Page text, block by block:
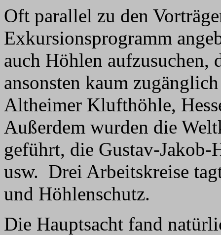
Oft parallel zu den
Exkursionsprogramm
auch Höhlen aufzusuchen,
ansonsten kaum
Altheimer Klufthöhle,
Außerdem wurden die
geführt, die Gustav-Jakob-
usw. Drei Arbeitskreise
und Höhlenschutz.
Die Hauptsacht fand